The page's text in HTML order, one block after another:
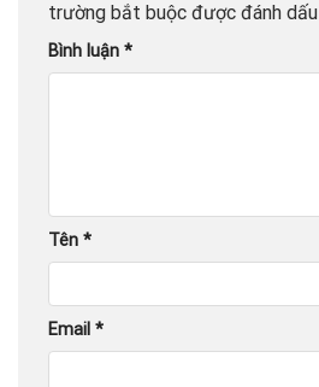
trường bắt buộc được đánh dấu
Bình luận *
Tên *
Email *